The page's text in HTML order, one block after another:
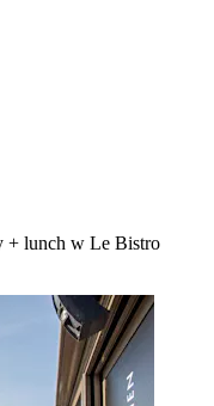
+ lunch w Le Bistro